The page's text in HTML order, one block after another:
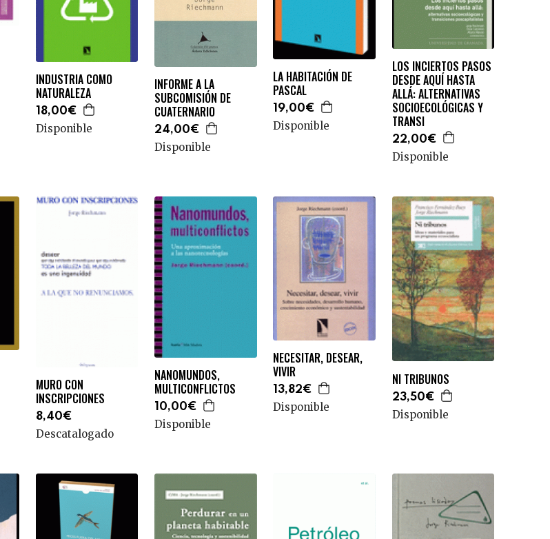
INDUSTRIA COMO
NATURALEZA
18,00€
Disponible
INFORME A LA
SUBCOMISIÓN DE
CUATERNARIO
24,00€
Disponible
LA HABITACIÓN DE
PASCAL
19,00€
Disponible
LOS INCIERTOS PASOS
DESDE AQUÍ HASTA
ALLÁ: ALTERNATIVAS
SOCIOECOLÓGICAS Y
TRANSI
22,00€
Disponible
MURO CON
INSCRIPCIONES
8,40€
Descatalogado
NANOMUNDOS,
MULTICONFLICTOS
10,00€
Disponible
NECESITAR, DESEAR,
VIVIR
13,82€
Disponible
NI TRIBUNOS
23,50€
Disponible